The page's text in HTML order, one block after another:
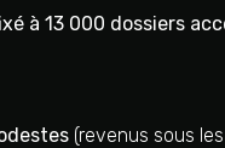
à 13 000 dossiers
(revenus sous